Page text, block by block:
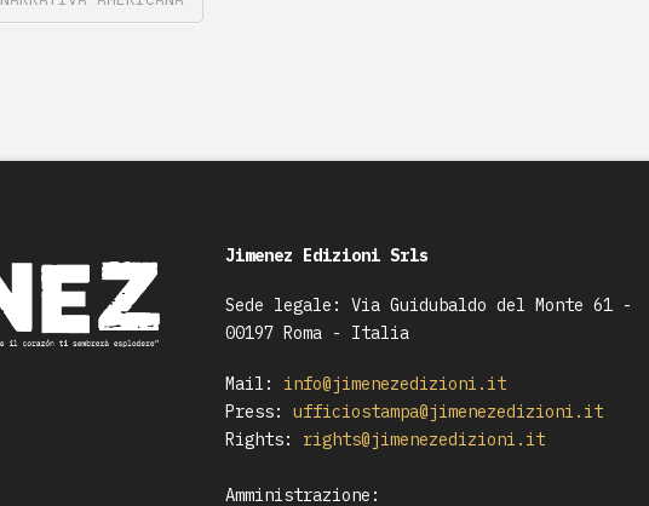
Jimenez Edizioni Srls
Sede legale: Via Guidubaldo del Monte 61 -
00197 Roma - Italia
Mail:
info@jimenezedizioni.it
Press:
ufficiostampa@jimenezedizioni.it
Rights:
rights@jimenezedizioni.it
Amministrazione: